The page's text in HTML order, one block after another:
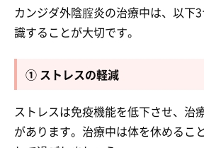
カンジダ外陰腟炎の治療中は、以下
識することが大切です。
① ストレスの軽減
ストレスは免疫機能を低下させ、治
があります。治療中は体を休めるこ